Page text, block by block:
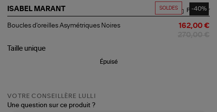
SOLDES -40%
ISABEL MARANT
Boucles
Noires
Partager
Boucles d'oreilles Asymétriques Noires 162,00 €
Taille unique
Épuisé
VOTRE CONSEILLÈRE LULLI
Une question sur ce produit ?